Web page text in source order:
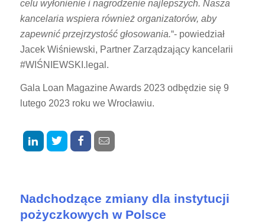
celu wyłonienie i nagrodzenie najlepszych. Nasza
kancelaria wspiera również organizatorów, aby
zapewnić przejrzystość głosowania.“- powiedział
Jacek Wiśniewski, Partner Zarządzający kancelarii
#WIŚNIEWSKI.legal.
Gala Loan Magazine Awards 2023 odbędzie się 9
lutego 2023 roku we Wrocławiu.
Nadchodzące zmiany dla instytucji
pożyczkowych w Polsce